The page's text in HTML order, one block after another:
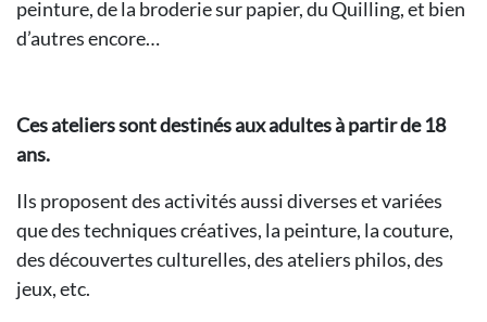
peinture, de la broderie sur papier, du Quilling, et bien
d’autres encore…
Ces ateliers sont destinés aux adultes à partir de 18
ans.
Ils proposent des activités aussi diverses et variées
que des techniques créatives, la peinture, la couture,
des découvertes culturelles, des ateliers philos, des
jeux, etc.